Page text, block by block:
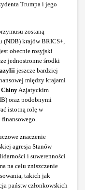
Trumpa i jego
zostaną
(NDB) krajów BRICS+,
obecnie rosyjski
jednostronne środki
jeszcze bardziej
między krajami
ChinyAzjatyckim
oraz podobnymi
istotną rolę w
znaczenie
agresja Stanów
i suwerenności
na celu zniszczenie
takich jak
państw członkowskich